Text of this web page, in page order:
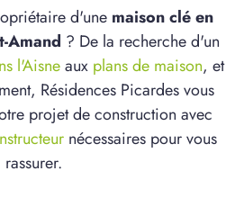
d'une maison clé en
Amand ? De la recherche d'un
l'Aisneaux plans de maison, et
Résidences Picardes vous
projet de construction avec
nécessaires pour vous
rassurer.